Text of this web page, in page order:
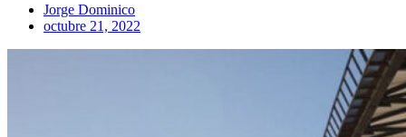
Jorge Dominico
octubre 21, 2022